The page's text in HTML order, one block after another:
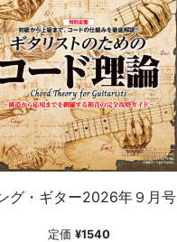
グ・ギター2026年９月号
定価 ¥1540